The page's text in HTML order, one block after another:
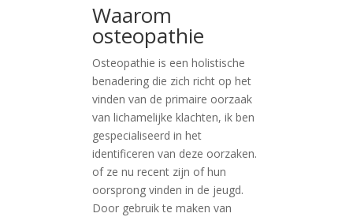
Waarom
osteopathie
Osteopathie is een holistische
benadering die zich richt op het
vinden van de primaire oorzaak
van lichamelijke klachten, ik ben
gespecialiseerd in het
identificeren van deze oorzaken.
of ze nu recent zijn of hun
oorsprong vinden in de jeugd.
Door gebruik te maken van